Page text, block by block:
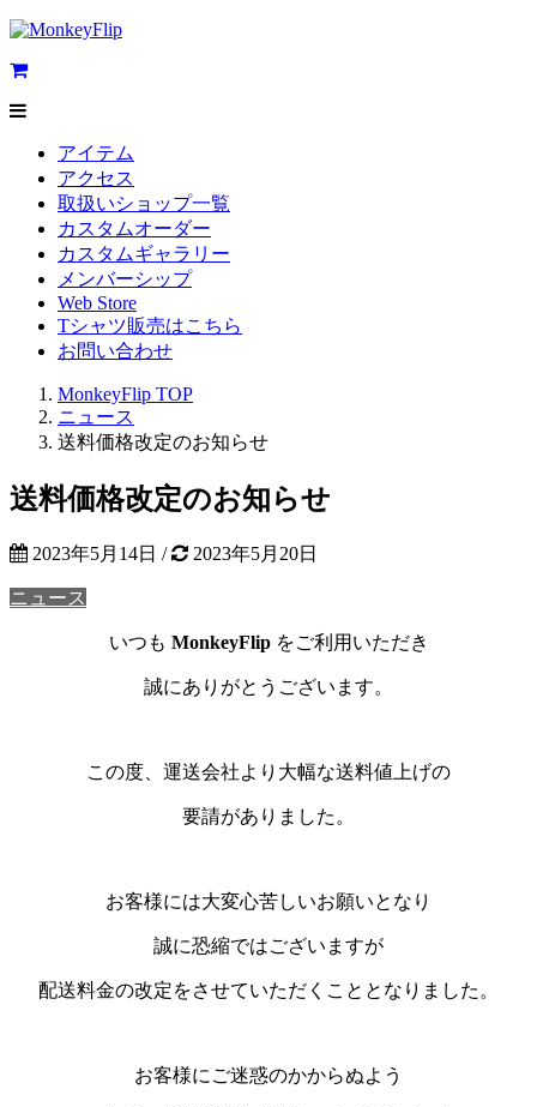
アイテム
アクセス
取扱いショップ一覧
カスタムオーダー
カスタムギャラリー
メンバーシップ
Web Store
Tシャツ販売はこちら
お問い合わせ
MonkeyFlip TOP
ニュース
送料価格改定のお知らせ
送料価格改定のお知らせ
2023年5月14日 / 2023年5月20日
ニュース
いつも MonkeyFlipをご利用いただき
誠にありがとうございます。
この度、運送会社より大幅な送料値上げの
要請がありました。
お客様には大変心苦しいお願いとなり
誠に恐縮ではございますが
配送料金の改定をさせていただくこととなりました。
お客様にご迷惑のかからぬよう